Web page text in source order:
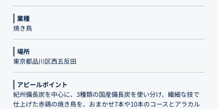
業種
焼き鳥
場所
東京都品川区西五反田
アピールポイント
紀州備長炭を中心に、3種類の国産備長炭を使い分け、繊細な技で
仕上げた赤鶏の焼き鳥を、おまかせ7本や10本のコースとアラカル